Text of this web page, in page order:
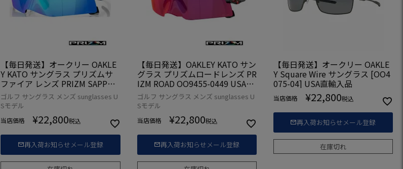
【毎日発送】オークリー OAKLE
Y KATO サングラス プリズムサ
ファイア レンズ PRIZM SAPPHI
RE OO9455-0349 USA直輸入品
ゴルフ サングラス メンズ sunglasses U
Sモデル
当店価格 ¥22,800税込
再入荷お知らせメール登録
【毎日発送】OAKLEY KATO サン
グラス プリズムロードレンズ PR
IZM ROAD OO9455-0449 USA直
輸入品
ゴルフ サングラス メンズ sunglasses U
Sモデル
当店価格 ¥22,800税込
再入荷お知らせメール登録
【毎日発送】オークリー OAKLE
Y Square Wire サングラス [OO4
075-04] USA直輸入品
当店価格 ¥22,800税込
再入荷お知らせメール登録
在庫切れ